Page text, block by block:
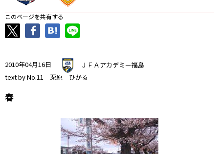
このページを共有する
2010年04月16日
ＪＦＡアカデミー福島
text by No.11 栗原 ひかる
春